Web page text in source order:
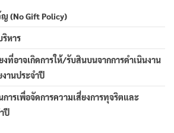
(No Gift Policy)
หาร
งที่อาจเกิดการให้/รับสินบนจากการดำเนินงาน
านประจำปี
การเพื่อจัดการความเสี่ยงการทุจริตและ
ปี